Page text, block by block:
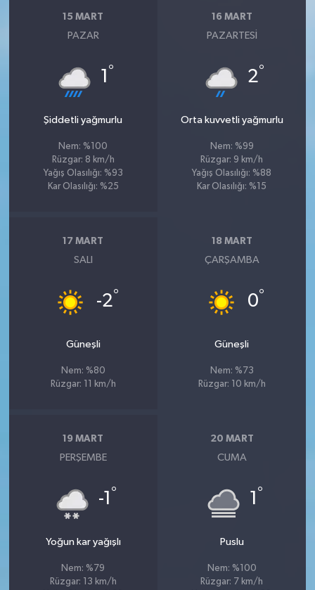
15 MART
PAZAR
1 °
Şiddetli yağmurlu
Nem: %100
Rüzgar: 8 km/h
Yağış Olasılığı: %93
Kar Olasılığı: %25
16 MART
PAZARTESI
2°
Orta kuvvetli yağmurlu
Nem: %99
Rüzgar: 9 km/h
Yağış Olasılığı: %88
Kar Olasılığı: %15
17 MART
SALI
-2°
Güneşli
Nem: %80
Rüzgar: 11 km/h
18 MART
ÇARŞAMBA
0°
Güneşli
Nem: %73
Rüzgar: 10 km/h
19 MART
PERŞEMBE
-1 °
Yoğun kar yağışlı
Nem: %79
Rüzgar: 13 km/h
20 MART
CUMA
1 °
Puslu
Nem: %100
Rüzgar: 7 km/h